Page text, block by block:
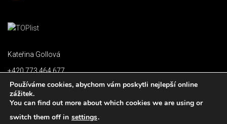
Kateřina Gollová
+420 773 464 677
katerina.gollova@gmail.com
Používáme cookies, abychom vám poskytli nejlepší online
zážitek.
You can find out more about which cookies we are using or
switch them off in settings.